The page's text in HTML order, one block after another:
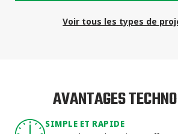
Voir tous les types de
AVANTAGES
SIMPLE ET RAPIDE